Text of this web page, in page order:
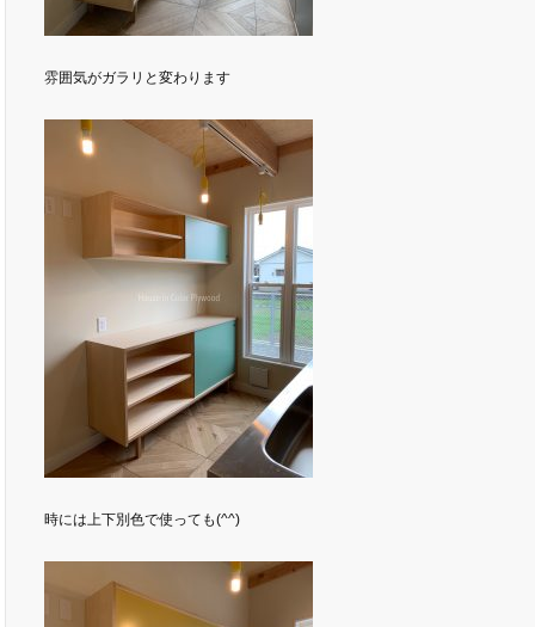
雰囲気がガラリと変わります
時には上下別色で使っても(^^)